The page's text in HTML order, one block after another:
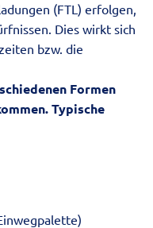
(FTL) erfolgen,
Dies wirkt sich
bzw. die
Formen
Typische